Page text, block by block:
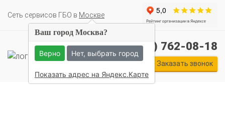
Cеть сервисов ГБО в Москве
+7 (495) 762-08-18
Заказать звонок
Ваш город Москва?
Верно Нет, выбрать город
Показать адрес на Яндекс.Карте